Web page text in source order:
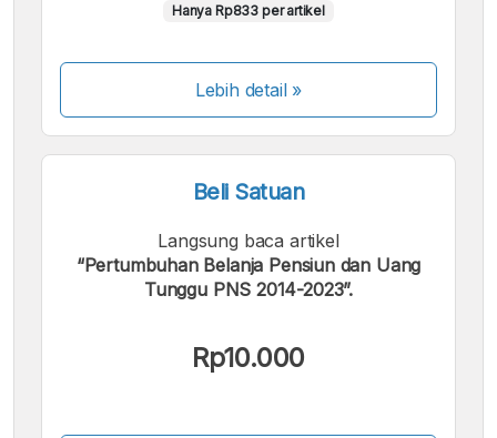
Hanya Rp833 per artikel
Lebih detail »
Beli Satuan
Langsung baca artikel
“Pertumbuhan Belanja Pensiun dan Uang
Tunggu PNS 2014-2023”.
Rp10.000